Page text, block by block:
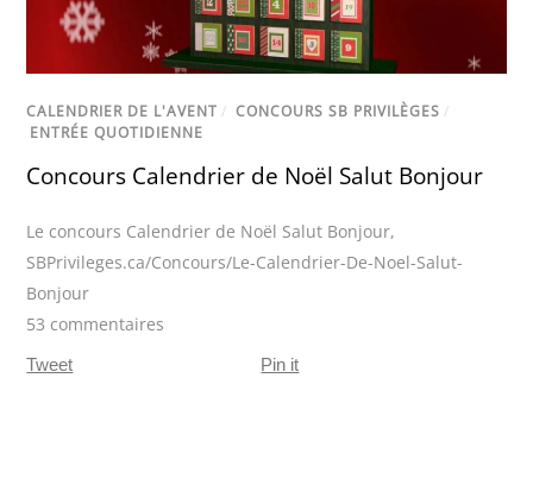
CALENDRIER DE L'AVENT / CONCOURS SB PRIVILÈGES /
ENTRÉE QUOTIDIENNE
Concours Calendrier de Noël Salut Bonjour
Le concours Calendrier de Noël Salut Bonjour,
SBPrivileges.ca/Concours/Le-Calendrier-De-Noel-Salut-
Bonjour
53 commentaires
Tweet Pin it